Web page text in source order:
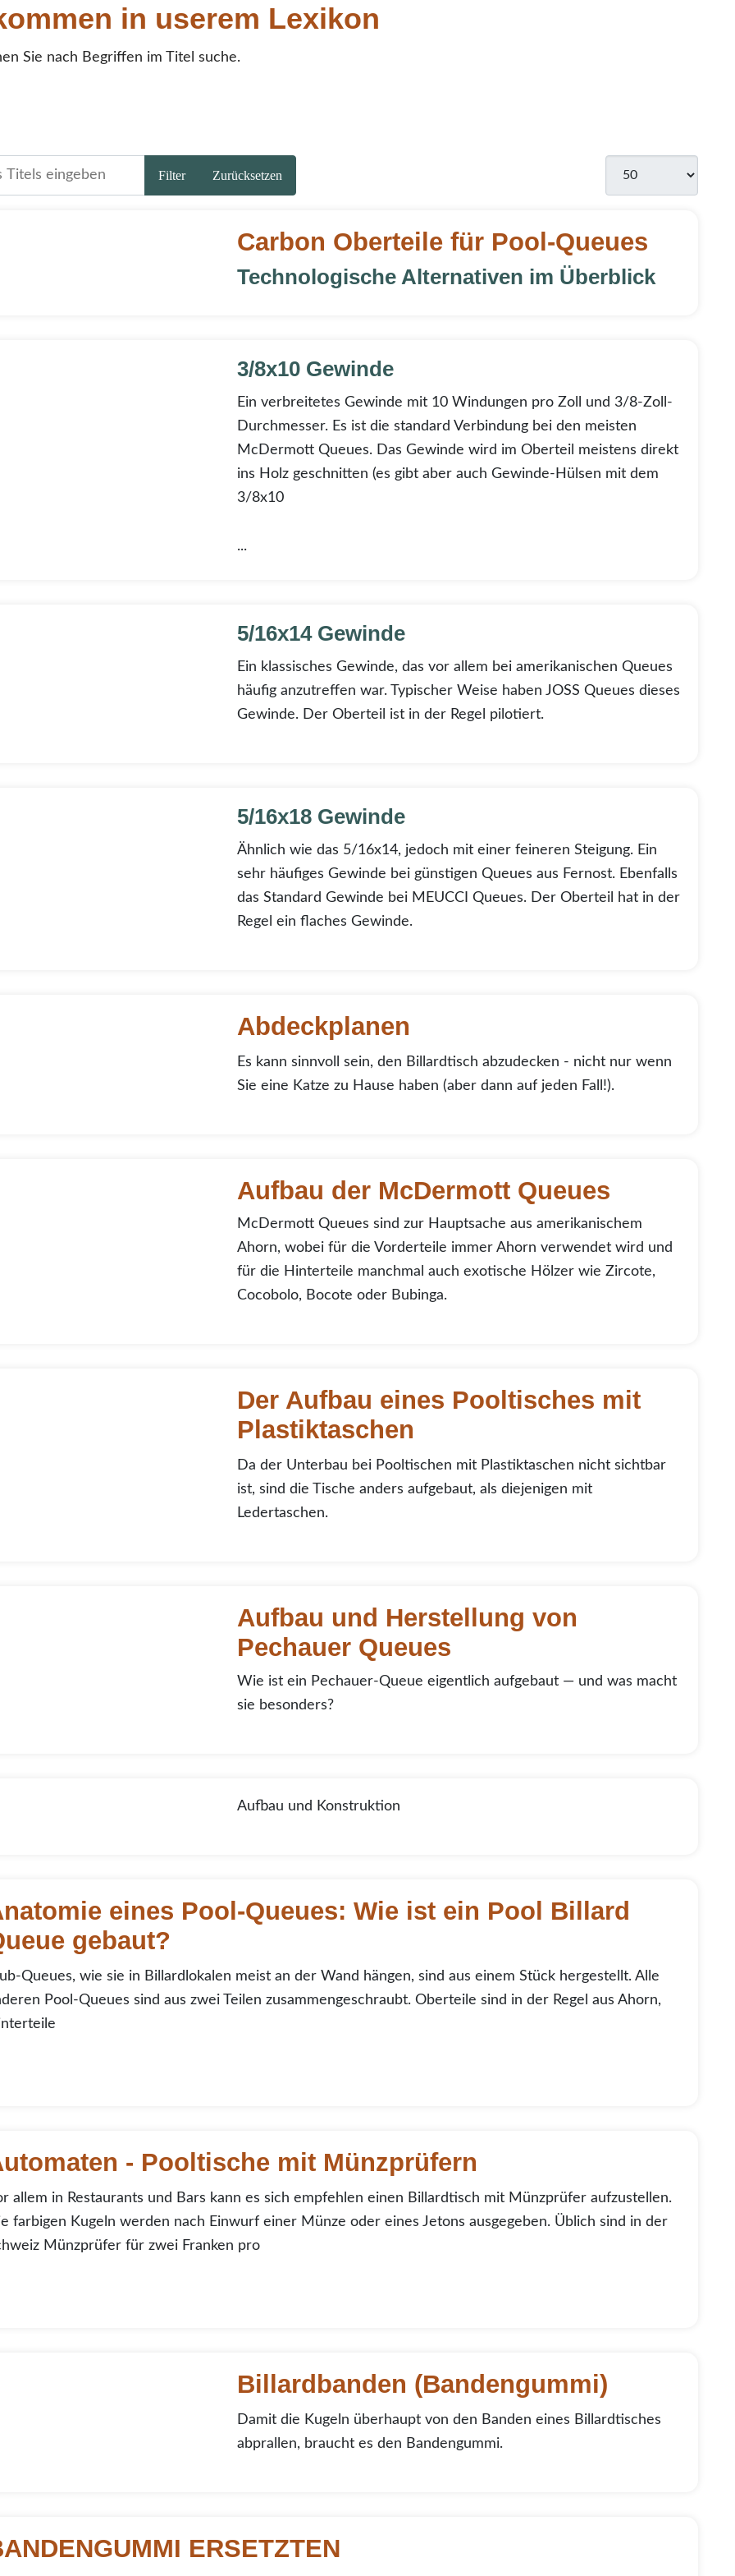
in userem Lexikon
Sie nach Begriffen im Titel suche.
eingeben
Filter Zurücksetzen
Carbon Oberteile für Pool-Queues
Technologische Alternativen im Überblick
3/8x10 Gewinde
Ein verbreitetes Gewinde mit 10 Windungen pro Zoll und 3/8-Zoll-
Durchmesser. Es ist die standard Verbindung bei den meisten
McDermott Queues. Das Gewinde wird im Oberteil meistens direkt
ins Holz geschnitten (es gibt aber auch Gewinde-Hülsen mit dem
3/8x10
...
5/16x14 Gewinde
Ein klassisches Gewinde, das vor allem bei amerikanischen Queues
häufig anzutreffen war. Typischer Weise haben JOSS Queues dieses
Gewinde. Der Oberteil ist in der Regel pilotiert.
5/16x18 Gewinde
Ähnlich wie das 5/16x14, jedoch mit einer feineren Steigung. Ein
sehr häufiges Gewinde bei günstigen Queues aus Fernost. Ebenfalls
das Standard Gewinde bei MEUCCI Queues. Der Oberteil hat in der
Regel ein flaches Gewinde.
Abdeckplanen
Es kann sinnvoll sein, den Billardtisch abzudecken - nicht nur wenn
Sie eine Katze zu Hause haben (aber dann auf jeden Fall!).
Aufbau der McDermott Queues
McDermott Queues sind zur Hauptsache aus amerikanischem
Ahorn, wobei für die Vorderteile immer Ahorn verwendet wird und
für die Hinterteile manchmal auch exotische Hölzer wie Zircote,
Cocobolo, Bocote oder Bubinga.
Der Aufbau eines Pooltisches mit
Plastiktaschen
Da der Unterbau bei Pooltischen mit Plastiktaschen nicht sichtbar
ist, sind die Tische anders aufgebaut, als diejenigen mit
Ledertaschen.
Aufbau und Herstellung von
Pechauer Queues
Wie ist ein Pechauer-Queue eigentlich aufgebaut — und was macht
sie besonders?
Aufbau und Konstruktion
eines Pool-Queues: Wie ist ein Pool Billard
gebaut?
Queues, wie sie in Billardlokalen meist an der Wand hängen, sind aus einem Stück hergestellt. Alle
Pool-Queues sind aus zwei Teilen zusammengeschraubt. Oberteile sind in der Regel aus Ahorn,
- Pooltische mit Münzprüfern
allem in Restaurants und Bars kann es sich empfehlen einen Billardtisch mit Münzprüfer aufzustellen.
farbigen Kugeln werden nach Einwurf einer Münze oder eines Jetons ausgegeben. Üblich sind in der
Münzprüfer für zwei Franken pro
Billardbanden (Bandengummi)
Damit die Kugeln überhaupt von den Banden eines Billardtisches
abprallen, braucht es den Bandengummi.
ERSETZTEN